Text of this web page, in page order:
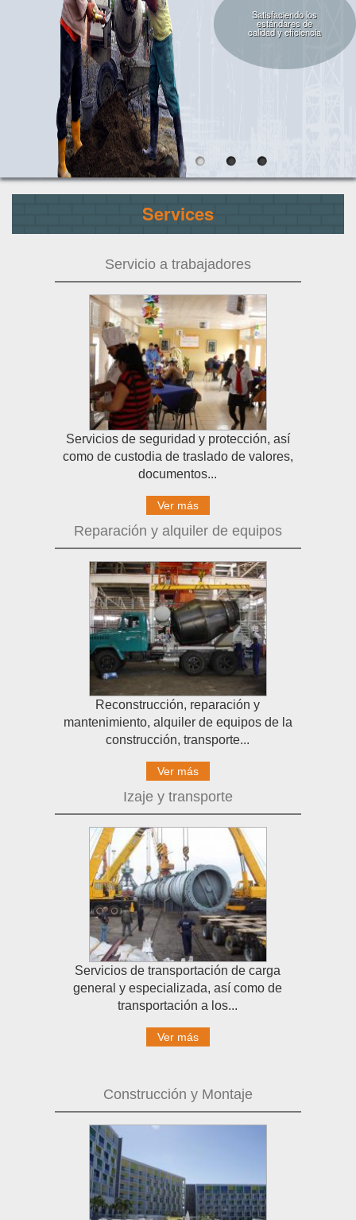
Mission and vision
Esctructura y organigrama
Enterprise
NORMATIVES
Resolutions
NOTICIAS
GALLERIES
Satisfaciendo los
estándares de
calidad y eficiencia
Services
Servicio a trabajadores
Servicios de seguridad y protección, así
como de custodia de traslado de valores,
documentos...
Ver más
Reparación y alquiler de equipos
Reconstrucción, reparación y
mantenimiento, alquiler de equipos de la
construcción, transporte...
Ver más
Izaje y transporte
Servicios de transportación de carga
general y especializada, así como de
transportación a los...
Ver más
Construcción y Montaje